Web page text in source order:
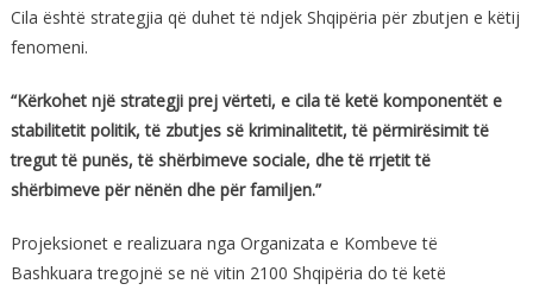
Cila është strategjia që duhet të ndjek Shqipëria për zbutjen e këtij
fenomeni.
“Kërkohet një strategji prej vërteti, e cila të ketë komponentët e
stabilitetit politik, të zbutjes së kriminalitetit, të përmirësimit të
tregut të punës, të shërbimeve sociale, dhe të rrjetit të
shërbimeve për nënën dhe për familjen.”
Projeksionet e realizuara nga Organizata e Kombeve të
Bashkuara tregojnë se në vitin 2100 Shqipëria do të ketë